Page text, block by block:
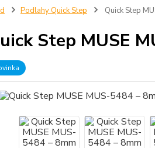
Podlahy Quick Step Quick Step
Step MUSE